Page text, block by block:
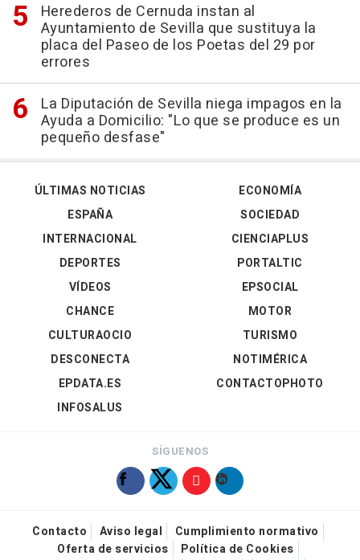
Herederos de Cernuda instan al
Ayuntamiento de Sevilla que sustituya la
placa del Paseo de los Poetas del 29 por
errores
La Diputación de Sevilla niega impagos en la
Ayuda a Domicilio: "Lo que se produce es un
pequeño desfase"
ÚLTIMAS NOTICIAS
ESPAÑA
INTERNACIONAL
DEPORTES
VÍDEOS
ECONOMÍA
SOCIEDAD
CIENCIAPLUS
PORTALTIC
EPSOCIAL
CHANCE
CULTURAOCIO
DESCONECTA
EPDATA.ES
INFOSALUS
MOTOR
TURISMO
NOTIMÉRICA
CONTACTOPHOTO
SÍGUENOS
Contacto Aviso legal
Cumplimiento normativo
Oferta de servicios
Política de Cookies